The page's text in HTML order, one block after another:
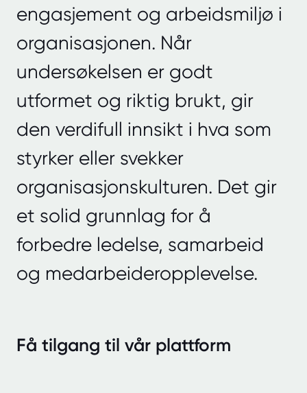
engasjement og arbeidsmiljø i
organisasjonen. Når
undersøkelsen er godt
utformet og riktig brukt, gir
den verdifull innsikt i hva som
styrker eller svekker
organisasjonskulturen. Det gir
et solid grunnlag for å
forbedre ledelse, samarbeid
og medarbeideropplevelse.
Få tilgang til vår plattform